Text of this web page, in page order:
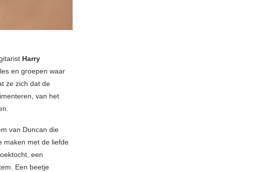
Harry
en groepen waar
ze zich dat de
van het
van Duncan die
maken met de liefde
een
Een beetje